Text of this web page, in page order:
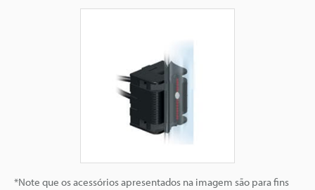
*Note que os acessórios apresentados na imagem são para fins